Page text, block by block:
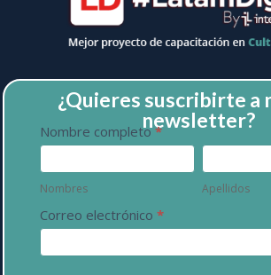
¿Quieres suscribirte a
newsletter?
Newsletter
Nombre completo*
Nombres Apellidos
Correo electrónico *